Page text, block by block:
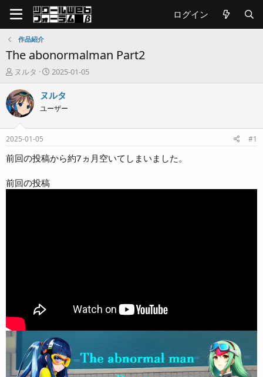
ログイン
作品紹介
The abonormalman Part2
T
r
e
a
s
t
a
r
t
e
ヌルタ
開
日
2025-01-05
ヌルタ
ユーザー
2025-01-05 #1
前回の投稿から約7ヵ月空いてしまいました。
前回の投稿